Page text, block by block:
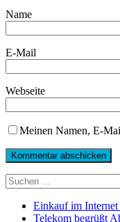
Name
E-Mail
Webseite
Meinen Namen, E-
Suchen
nach:
Einkauf im Internet
Telekom begrüßt